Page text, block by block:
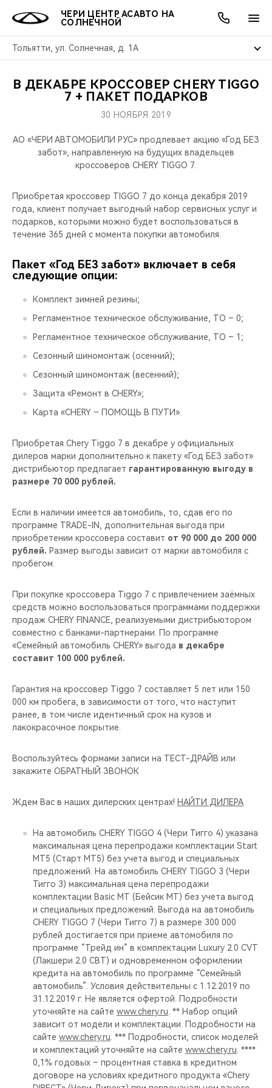
ЧЕРИ ЦЕНТР АСАВТО НА
СОЛНЕЧНОЙ
Тольятти, ул. Солнечная, д. 1А
МОДЕЛИ
КРОССОВЕРЫ
СЕДАНЫ
НОВИНКИ
ПОКУПАТЕЛЯМ
КРЕДИТ И СТРАХОВАНИЕ
ВЛАДЕЛЬЦАМ
ЗАПЧАСТИ И АКСЕССУАРЫ
CHERY CONNECT
МИР CHERY
О БРЕНДЕ
ЛЮДИ CHERY
CHERY REMOTE
CHERY И СПОРТ
НАШИ МЕРОПРИЯТИЯ
CHERY ДЛЯ ДЕТЕЙ
АКЦИИ
ОНЛАЙН СЕРВИСЫ
КРЕДИТ
О КОМПАНИИ
МЫ В СОЦСЕТЯХ
В ДЕКАБРЕ КРОССОВЕР CHERY TIGGO
7 + ПАКЕТ ПОДАРКОВ
30 НОЯБРЯ 2019
АО «ЧЕРИ АВТОМОБИЛИ РУС» продлевает акцию «Год БЕЗ
забот», направленную на будущих владельцев
кроссоверов CHERY TIGGO 7.
Приобретая кроссовер TIGGO 7 до конца декабря 2019
года, клиент получает выгодный набор сервисных услуг и
подарков, которыми можно будет воспользоваться в
течение 365 дней с момента покупки автомобиля.
Пакет «Год БЕЗ забот» включает в себя
следующие опции:
Комплект зимней резины;
Регламентное техническое обслуживание, ТО – 0;
Регламентное техническое обслуживание, ТО – 1;
Сезонный шиномонтаж (осенний);
Сезонный шиномонтаж (весенний);
Защита «Ремонт в CHERY»;
Карта «CHERY – ПОМОЩЬ В ПУТИ».
Приобретая Chery Tiggo 7 в декабре у официальных
дилеров марки дополнительно к пакету «Год БЕЗ забот»
дистрибьютор предлагает гарантированную выгоду в
размере 70 000 рублей.
Если в наличии имеется автомобиль, то, сдав его по
программе TRADE-IN, дополнительная выгода при
приобретении кроссовера составит от 90 000 до 200 000
рублей. Размер выгоды зависит от марки автомобиля с
пробегом.
При покупке кроссовера Tiggo 7 с привлечением заёмных
средств можно воспользоваться программами поддержки
продаж CHERY FINANCE, реализуемыми дистрибьютором
совместно с банками-партнерами. По программе
«Семейный автомобиль CHERY» выгода в декабре
составит 100 000 рублей.
Гарантия на кроссовер Tiggo 7 составляет 5 лет или 150
000 км пробега, в зависимости от того, что наступит
ранее, в том числе идентичный срок на кузов и
лакокрасочное покрытие.
Воспользуйтесь формами записи на ТЕСТ-ДРАЙВ или
закажите ОБРАТНЫЙ ЗВОНОК
Ждем Вас в наших дилерских центрах! НАЙТИ ДИЛЕРА
На автомобиль CHERY TIGGO 4 (Чери Тигго 4) указана
максимальная цена перепродажи комплектации Start
MT5 (Старт МТ5) без учета выгод и специальных
предложений. На автомобиль CHERY TIGGO 3 (Чери
Тигго 3) максимальная цена перепродажи
комплектации Basic MT (Бейсик МТ) без учета выгод
и специальных предложений. Выгода на автомобиль
CHERY TIGGO 7 (Чери Тигго 7) в размере 300 000
рублей достигается при приеме автомобиля по
программе “Трейд ин” в комплектации Luxury 2.0 CVT
(Лакшери 2.0 СВТ) и одновременном оформлении
кредита на автомобиль по программе “Семейный
автомобиль”. Условия действительны с 1.12.2019 по
31.12.2019 г. Не является офертой. Подробности
уточняйте на сайте www.chery.ru . ** Набор опций
зависит от модели и комплектации. Подробности на
сайте www.chery.ru . *** Подробности, список моделей
и комплектаций уточняйте на сайте www.chery.ru . ****
0,1% годовых – процентная ставка в кредитном
договоре на условиях кредитного продукта «Chery